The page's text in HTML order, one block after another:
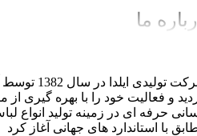
ما
شرکت
و فعالیت خود را با بهره گیری از
حرفه ای در زمینه تولید انواع
با استاندارد های جهانی آغاز کرد